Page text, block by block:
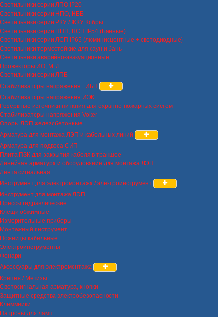
Светильники серии ЛПО IP20
Светильники серии НПО, НББ
Светильники серии РКУ / ЖКУ Кобры
Светильники серии НПП, НСП IP54 (Банные)
Светильники серии ЛСП IP65 (люминисцентные + светодиодные)
Светильники термостойкие для саун и бань
Светильники аварийно-эвакуационные
Прожекторы ИО, МГЛ
Светильники серии ЛПБ
Стабилизаторы напряжения , ИБП
Стабилизаторы напряжения ИЭК
Резервные источники питания для охранно-пожарных систем
Стабилизаторы напряжения Volter
Опоры ЛЭП железобетонные
Арматура для монтажа ЛЭП и кабельных линий
Арматура для подвеса СИП
Плита ПЗК для закрытия кабеля в траншее
Линейная арматура и оборудование для монтажа ЛЭП
Лента сигнальная
Инструмент для электромонтажа / электроинструмент
Инструмент для монтажа ЛЭП
Прессы гидравлические
Клещи обжимные
Измерительные приборы
Монтажный инструмент
Ножницы кабельные
Электроинструменты
Фонари
Аксессуары для электромонтажа
Крепеж / Метизы
Светосигнальная арматура, кнопки
Защитные средства электробезопасности
Клеммники
Патроны для ламп